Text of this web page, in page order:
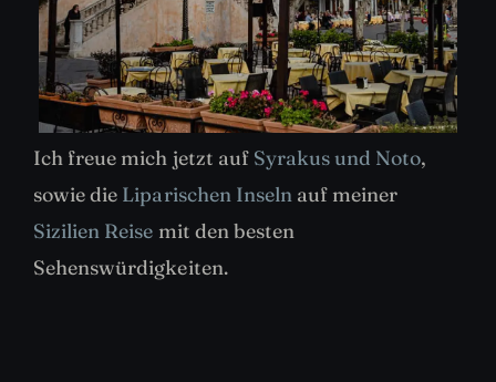
Ich freue mich jetzt auf Syrakus und Noto,
sowie die Liparischen Inseln auf meiner
Sizilien Reise mit den besten
Sehenswürdigkeiten.